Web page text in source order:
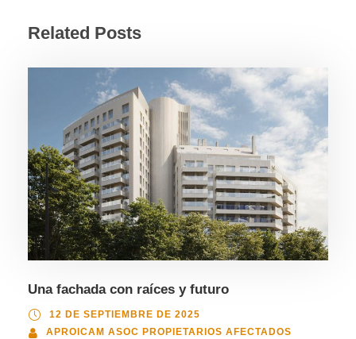
Related Posts
Una fachada con raíces y futuro
12 DE SEPTIEMBRE DE 2025
APROICAM ASOC PROPIETARIOS AFECTADOS